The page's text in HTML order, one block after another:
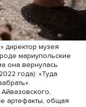
директор музея
мариупольские
она вернулась
года): «Туда
артефакты, общая